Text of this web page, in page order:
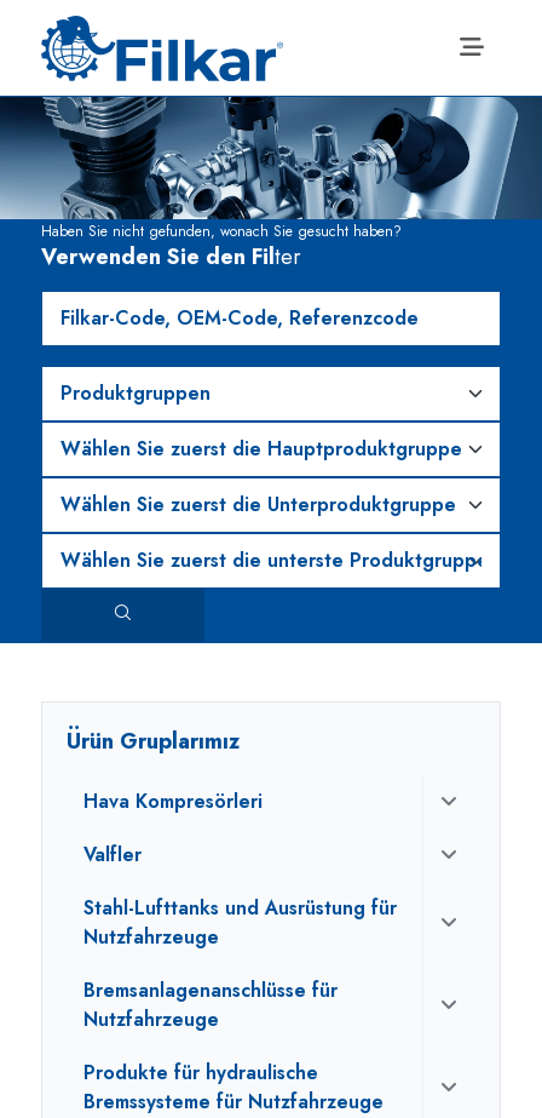
Haben Sie nicht gefunden, wonach Sie gesucht haben?
Verwenden Sie den Filter
Ürün Gruplarımız
Hava Kompresörleri
Valfler
Stahl-Lufttanks und Ausrüstung für
Nutzfahrzeuge
Bremsanlagenanschlüsse für
Nutzfahrzeuge
Produkte für hydraulische
Bremssysteme für Nutzfahrzeuge